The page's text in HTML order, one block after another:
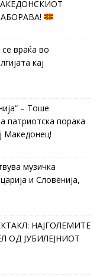
враќа во
кај
– Тоше
патриотска порака
Македонец!
музичка
и Словенија,
НАЈГОЛЕМИТЕ
ОД ЈУБИЛЕЈНИОТ